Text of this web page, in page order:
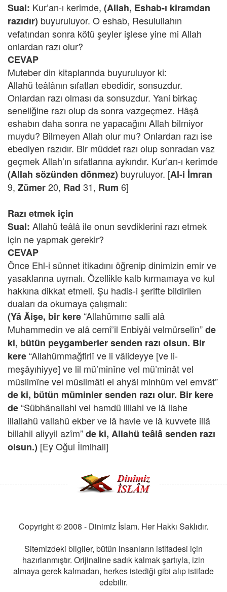
Sual: Kur’an-ı kerimde, (Allah, Eshab-ı kiramdan
razıdır) buyuruluyor. O eshab, Resulullahın
vefatından sonra kötü şeyler işlese yine mi Allah
onlardan razı olur?
CEVAP
Muteber din kitaplarında buyuruluyor ki:
Allahü teâlânın sıfatları ebedidir, sonsuzdur.
Onlardan razı olması da sonsuzdur. Yani birkaç
seneliğine razı olup da sonra vazgeçmez. Hâşâ
eshabın daha sonra ne yapacağını Allah bilmiyor
muydu? Bilmeyen Allah olur mu? Onlardan razı ise
ebediyen razıdır. Bir müddet razı olup sonradan vaz
geçmek Allah’ın sıfatlarına aykırıdır. Kur’an-ı kerimde
(Allah sözünden dönmez) buyruluyor. [Al-i İmran
9, Zümer20, Rad 31, Rum 6]
Razı etmek için
Sual: Allahü teâlâ ile onun sevdiklerini razı etmek
için ne yapmak gerekir?
CEVAP
Önce Ehl-i sünnet itikadını öğrenip dinimizin emir ve
yasaklarına uymalı. Özellikle kalb kırmamaya ve kul
hakkına dikkat etmeli. Şu hadis-i şerifte bildirilen
duaları da okumaya çalışmalı:
(Yâ Âişe, bir kere“Allahümme salli alâ
Muhammedin ve alâ cemî’il Enbiyâi velmürselîn”de
ki, bütün peygamberler senden razı olsun. Bir
kere“Allahümmağfirlî ve li vâlideyye [ve li-
meşâyıhiyye] ve lil mü’minîne vel mü’minât vel
müslimîne vel müslimâti el ahyâi minhüm vel emvât”
de ki, bütün müminler senden razı olur. Bir kere
de“Sübhânallahi vel hamdü lillahi ve lâ ilahe
illallahü vallahü ekber ve lâ havle ve lâ kuvvete illâ
billahil aliyyil azîm”de ki, Allahü teâlâ senden razı
olsun.) [Ey Oğul İlmihali]
Copyright © 2008 - Dinimiz İslam. Her Hakkı Saklıdır.
Sitemizdeki bilgiler, bütün insanların istifadesi için
hazırlanmıştır. Orijinaline sadık kalmak şartıyla, izin
almaya gerek kalmadan, herkes istediği gibi alıp istifade
edebilir.